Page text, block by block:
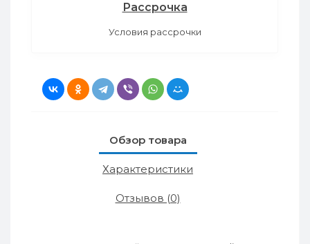
Рассрочка
Условия рассрочки
Обзор товара
Характеристики
Отзывов (0)